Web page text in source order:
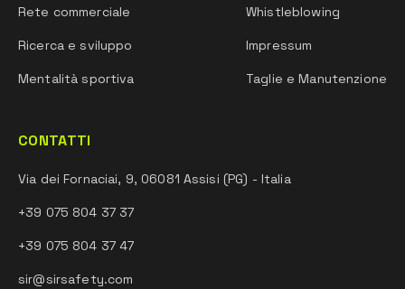
Rete commerciale
Ricerca e sviluppo
Mentalità sportiva
Whistleblowing
Impressum
Taglie e Manutenzione
CONTATTI
Via dei Fornaciai, 9, 06081 Assisi (PG) - Italia
+39 075 804 37 37
+39 075 804 37 47
sir@sirsafety.com